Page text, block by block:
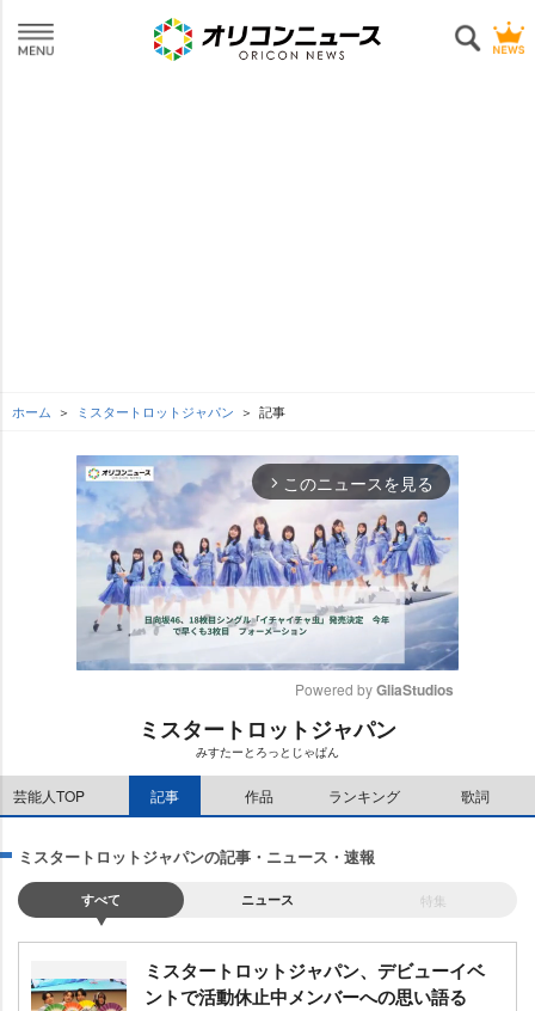
ホーム ミスタートロットジャパン 記事
arrow_forward_ios このニュースを見る
M
e
Powered by GliaStudios
ミスタートロットジャパン
みすたーとろっとじゃぱん
芸能人TOP 記事 作品 ランキング 歌詞
ミスタートロットジャパンの記事・ニュース・速報
すべて ニュース 特集
ミスタートロットジャパン、デビューイベ
ントで活動休止中メンバーへの思い語る